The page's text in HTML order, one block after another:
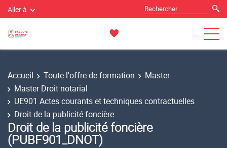
Aller à
Accueil Toute l'offre de formation
Master
Master Droit notarial
UE901 Actes courants et techniques contractuelles
Droit de la publicité foncière
Droit de la publicité foncière
(PUBF901_DNOT)